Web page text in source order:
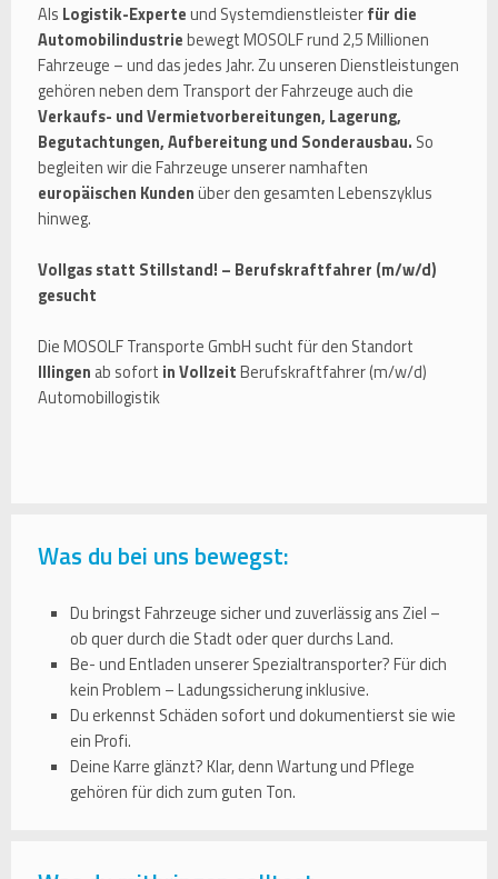
Als Logistik-Experteund Systemdienstleisterfür die
Automobilindustriebewegt MOSOLF rund 2,5 Millionen
Fahrzeuge – und das jedes Jahr. Zu unseren Dienstleistungen
gehören neben dem Transport der Fahrzeuge auch die
Verkaufs- und Vermietvorbereitungen, Lagerung,
Begutachtungen, Aufbereitung und Sonderausbau. So
begleiten wir die Fahrzeuge unserer namhaften
europäischen Kundenüber den gesamten Lebenszyklus
hinweg.
Vollgas statt Stillstand! – Berufskraftfahrer (m/w/d)
gesucht
Die MOSOLF Transporte GmbH sucht für den Standort
Illingen ab sofort in VollzeitBerufskraftfahrer (m/w/d)
Automobillogistik
Was du bei uns bewegst:
Du bringst Fahrzeuge sicher und zuverlässig ans Ziel –
ob quer durch die Stadt oder quer durchs Land.
Be- und Entladen unserer Spezialtransporter? Für dich
kein Problem – Ladungssicherung inklusive.
Du erkennst Schäden sofort und dokumentierst sie wie
ein Profi.
Deine Karre glänzt? Klar, denn Wartung und Pflege
gehören für dich zum guten Ton.